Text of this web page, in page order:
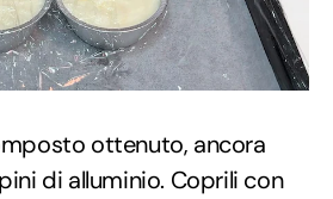
ottenuto, ancora
di alluminio. Coprili con